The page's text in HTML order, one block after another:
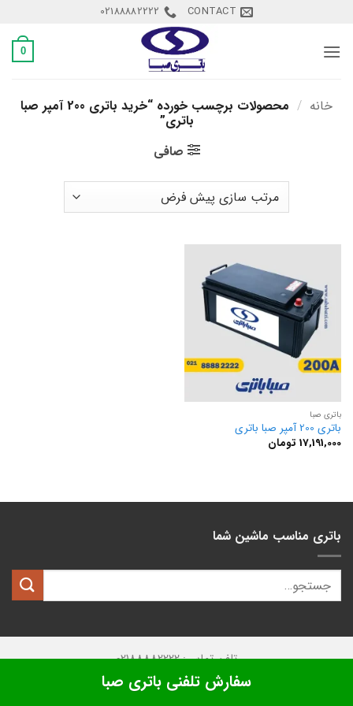
content
CONTACT
02188882222
0
خانه / محصولات برچسب خورده “خرید باتری 200 آمپر صبا
باتری”
صافی
باتری صبا
باتری 200 آمپر صبا باتری
17,191,000 تومان
باتری مناسب ماشین شما
تلفن تماس: 02188882222
تمامی حقوق این وبسایت متعلق بهکیان باتری
سفارش تلفنی باتری صبا